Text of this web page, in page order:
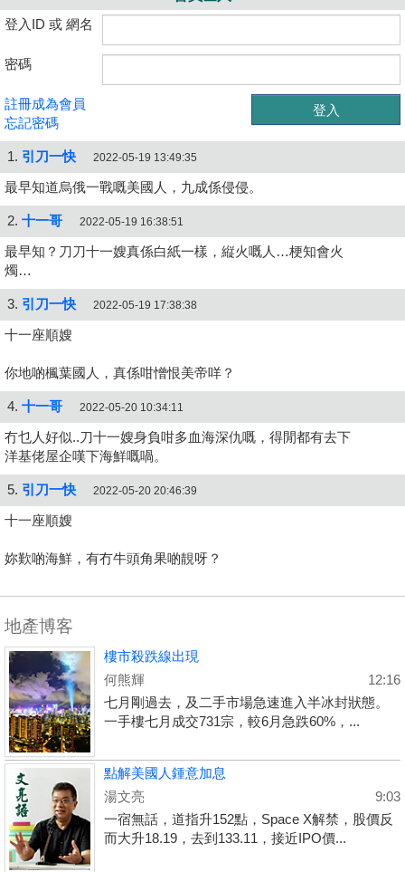
登入ID 或 網名
密碼
註冊成為會員
忘記密碼
1. 引刀一快 2022-05-19 13:49:35
最早知道烏俄一戰嘅美國人，九成係侵侵。
2. 十一哥 2022-05-19 16:38:51
最早知？刀刀十一嫂真係白紙一樣，縦火嘅人…梗知會火
燭…
3. 引刀一快 2022-05-19 17:38:38
十一座順嫂
你地啲楓葉國人，真係咁憎恨美帝咩？
4. 十一哥 2022-05-20 10:34:11
冇乜人好似..刀十一嫂身負咁多血海深仇嘅，得閒都有去下
洋基佬屋企嘆下海鮮嘅喎。
5. 引刀一快 2022-05-20 20:46:39
十一座順嫂
妳歎啲海鮮，有冇牛頭角果啲靚呀？
地產博客
樓市殺跌線出現
何熊輝
12:16
七月剛過去，及二手市場急速進入半冰封狀態。
一手樓七月成交731宗，較6月急跌60%，...
點解美國人鍾意加息
湯文亮
9:03
一宿無話，道指升152點，Space X解禁，股價反
而大升18.19，去到133.11，接近IPO價...